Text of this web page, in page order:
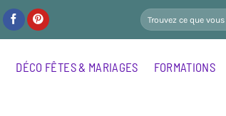
DÉCO FÊTES & MARIAGES FORMATIONS